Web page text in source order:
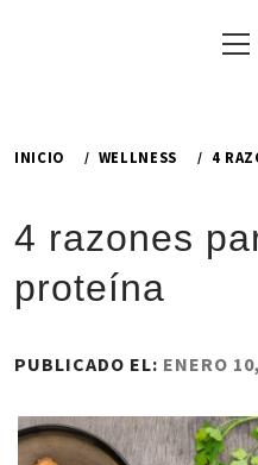
INICIO WELLNESS 4
4 razones
proteína
PUBLICADO EL: ENERO